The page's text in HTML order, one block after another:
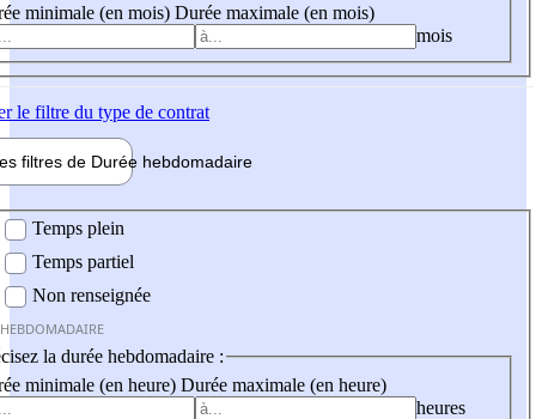
minimale (en mois) Durée maximale (en mois)
mois
le filtre du type de contrat
filtres de Durée hebdomadaire
Temps plein
Temps partiel
Non renseignée
la durée hebdomadaire :
minimale (en heure) Durée maximale (en heure)
heures